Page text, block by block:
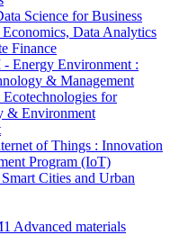
Science for Business
Data Analytics
Finance
Energy Environment :
& Management
for
& Environment
of Things : Innovation
Program (IoT)
Cities and Urban
Advanced materials